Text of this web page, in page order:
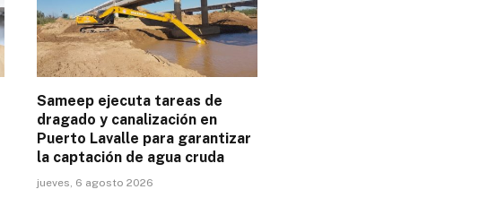
Sameep ejecuta tareas de
dragado y canalización en
Puerto Lavalle para garantizar
la captación de agua cruda
jueves, 6 agosto 2026